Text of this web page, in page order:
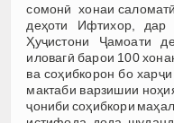
сомонӣ хонаи
деҳоти Ифтихор,
Ҳуҷистони Ҷамоати
иловагӣ барои 100
ва соҳибкорон бо
мактаби варзишии
ҷониби соҳибкори